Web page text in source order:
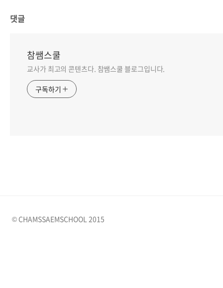
댓글
참쌤스쿨
교사가 최고의 콘텐츠다. 참쌤스쿨 블로그입니다.
구독하기
© CHAMSSAEMSCHOOL 2015